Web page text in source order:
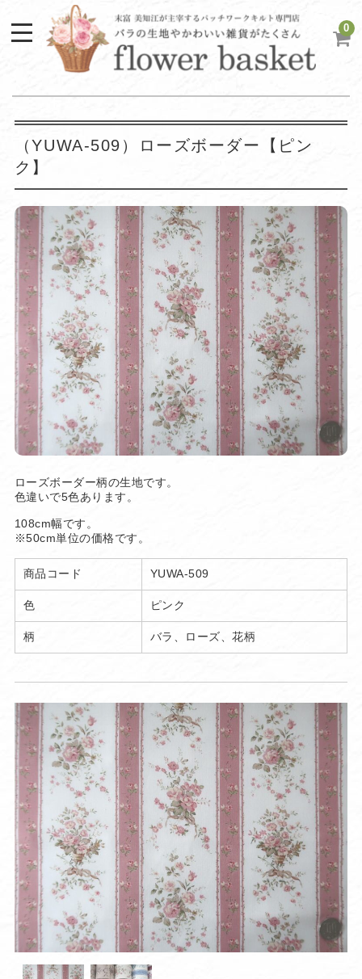
0
（YUWA-509）ローズボーダー【ピン
ク】
ローズボーダー柄の生地です。
色違いで5色あります。
108cm幅です。
※50cm単位の価格です。
商品コード YUWA-509
色 ピンク
柄 バラ、ローズ、花柄